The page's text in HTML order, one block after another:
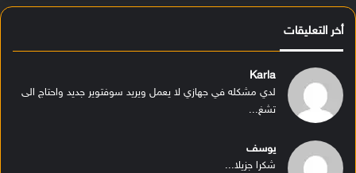
أخر التعليقات
Karla
لدي مشكله في جهازي لا يعمل ويريد سوفتوير جديد واحتاج الى
تشغ...
يوسف
شكرا جزيلا...